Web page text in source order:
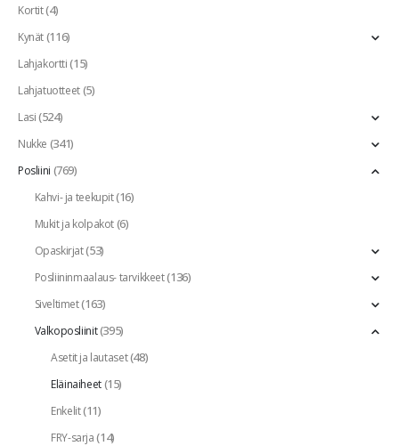
Kortit(4)
Kynät(116)
Lahjakortti(15)
Lahjatuotteet(5)
Lasi(524)
Nukke (341)
Posliini (769)
Kahvi- ja teekupit(16)
Mukit ja kolpakot(6)
Opaskirjat(53)
Posliininmaalaus- tarvikkeet(136)
Siveltimet(163)
Valkoposliinit(395)
Asetit ja lautaset(48)
Eläinaiheet(15)
Enkelit(11)
FRY-sarja(14)